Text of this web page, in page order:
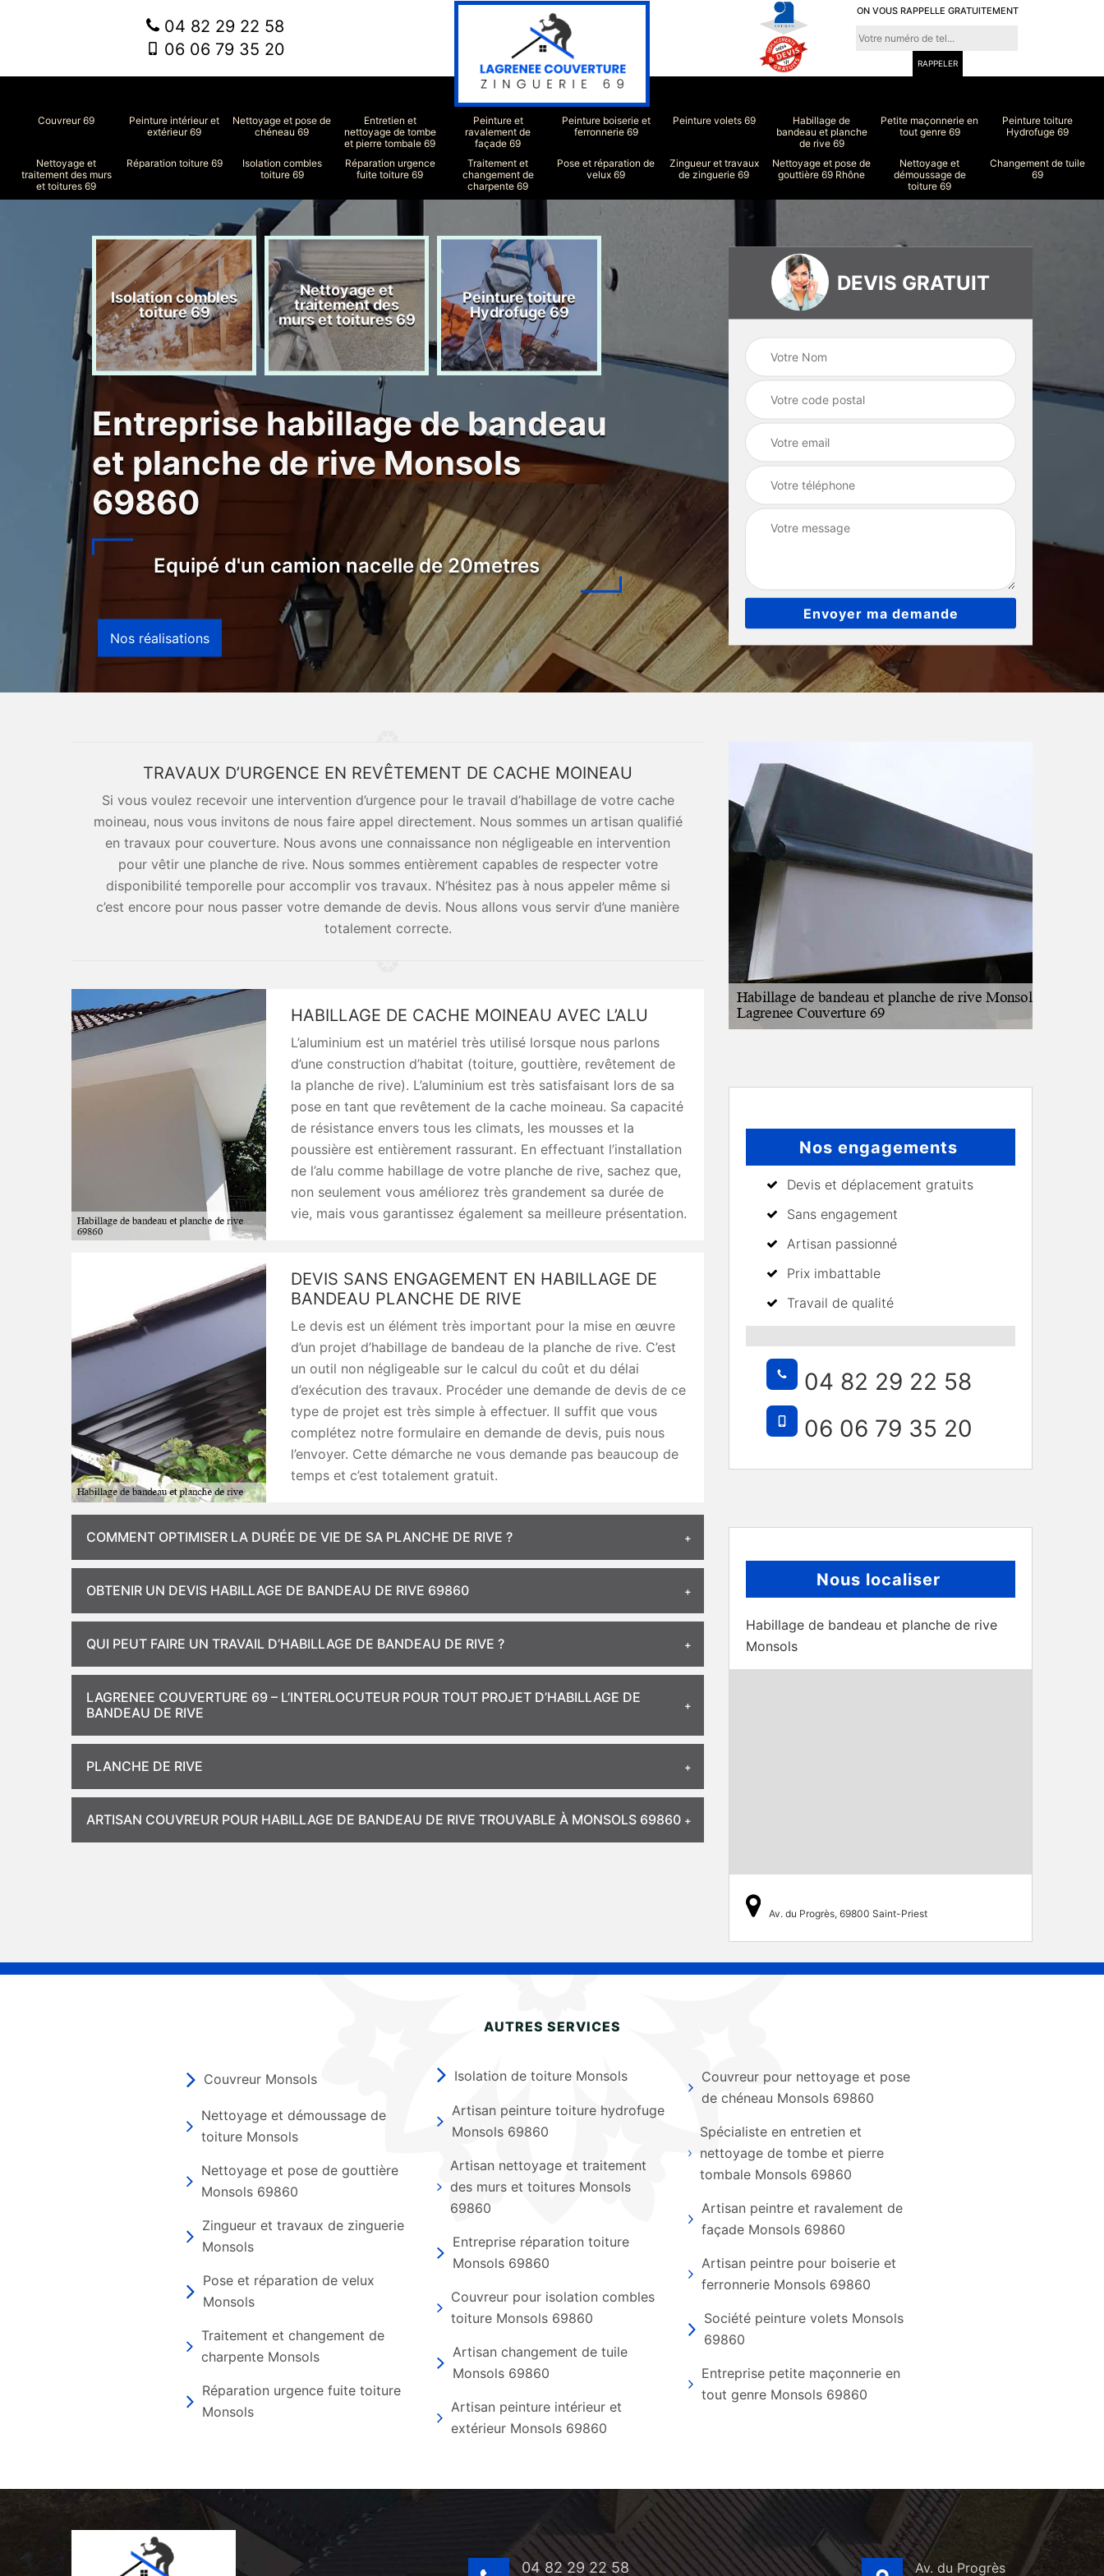
04 82 29 22 58
06 06 79 35 20
ON VOUS RAPPELLE GRATUITEMENT
Couvreur 69
Peinture intérieur et
extérieur 69
Nettoyage et pose de
chéneau 69
Entretien et
nettoyage de tombe
et pierre tombale 69
Peinture et
ravalement de
façade 69
Peinture boiserie et
ferronnerie 69
Peinture volets 69
Habillage de
bandeau et planche
de rive 69
Petite maçonnerie en
tout genre 69
Peinture toiture
Hydrofuge 69
Nettoyage et
traitement des murs
et toitures 69
Réparation toiture 69
Isolation combles
toiture 69
Réparation urgence
fuite toiture 69
Traitement et
changement de
charpente 69
Pose et réparation de
velux 69
Zingueur et travaux
de zinguerie 69
Nettoyage et pose de
gouttière 69 Rhône
Nettoyage et
démoussage de
toiture 69
Changement de tuile
69
Isolation combles
toiture 69
Nettoyage et
traitement des
murs et toitures 69
Peinture toiture
Hydrofuge 69
Couvreur 69
Entreprise habillage de bandeau
et planche de rive Monsols
69860
Equipé d'un camion nacelle de 20metres
Nos réalisations
DEVIS GRATUIT
TRAVAUX D’URGENCE EN REVÊTEMENT DE CACHE MOINEAU
Si vous voulez recevoir une intervention d’urgence pour le travail d’habillage de votre cache
moineau, nous vous invitons de nous faire appel directement. Nous sommes un artisan qualifié
en travaux pour couverture. Nous avons une connaissance non négligeable en intervention
pour vêtir une planche de rive. Nous sommes entièrement capables de respecter votre
disponibilité temporelle pour accomplir vos travaux. N’hésitez pas à nous appeler même si
c’est encore pour nous passer votre demande de devis. Nous allons vous servir d’une manière
totalement correcte.
HABILLAGE DE CACHE MOINEAU AVEC L’ALU
L’aluminium est un matériel très utilisé lorsque nous parlons
d’une construction d’habitat (toiture, gouttière, revêtement de
la planche de rive). L’aluminium est très satisfaisant lors de sa
pose en tant que revêtement de la cache moineau. Sa capacité
de résistance envers tous les climats, les mousses et la
poussière est entièrement rassurant. En effectuant l’installation
de l’alu comme habillage de votre planche de rive, sachez que,
non seulement vous améliorez très grandement sa durée de
vie, mais vous garantissez également sa meilleure présentation.
DEVIS SANS ENGAGEMENT EN HABILLAGE DE
BANDEAU PLANCHE DE RIVE
Le devis est un élément très important pour la mise en œuvre
d’un projet d’habillage de bandeau de la planche de rive. C’est
un outil non négligeable sur le calcul du coût et du délai
d’exécution des travaux. Procéder une demande de devis de ce
type de projet est très simple à effectuer. Il suffit que vous
complétez notre formulaire en demande de devis, puis nous
l’envoyer. Cette démarche ne vous demande pas beaucoup de
temps et c’est totalement gratuit.
COMMENT OPTIMISER LA DURÉE DE VIE DE SA PLANCHE DE RIVE ?
OBTENIR UN DEVIS HABILLAGE DE BANDEAU DE RIVE 69860
QUI PEUT FAIRE UN TRAVAIL D’HABILLAGE DE BANDEAU DE RIVE ?
LAGRENEE COUVERTURE 69 – L’INTERLOCUTEUR POUR TOUT PROJET D’HABILLAGE DE
BANDEAU DE RIVE
PLANCHE DE RIVE
ARTISAN COUVREUR POUR HABILLAGE DE BANDEAU DE RIVE TROUVABLE À MONSOLS 69860
Nos engagements
Devis et déplacement gratuits
Sans engagement
Artisan passionné
Prix imbattable
Travail de qualité
04 82 29 22 58
06 06 79 35 20
Nous localiser
Habillage de bandeau et planche de rive
Monsols
Av. du Progrès, 69800 Saint-Priest
AUTRES SERVICES
Couvreur Monsols
Nettoyage et démoussage de
toiture Monsols
Nettoyage et pose de gouttière
Monsols 69860
Zingueur et travaux de zinguerie
Monsols
Pose et réparation de velux
Monsols
Traitement et changement de
charpente Monsols
Réparation urgence fuite toiture
Monsols
Isolation de toiture Monsols
Artisan peinture toiture hydrofuge
Monsols 69860
Artisan nettoyage et traitement
des murs et toitures Monsols
69860
Entreprise réparation toiture
Monsols 69860
Couvreur pour isolation combles
toiture Monsols 69860
Artisan changement de tuile
Monsols 69860
Artisan peinture intérieur et
extérieur Monsols 69860
Couvreur pour nettoyage et pose
de chéneau Monsols 69860
Spécialiste en entretien et
nettoyage de tombe et pierre
tombale Monsols 69860
Artisan peintre et ravalement de
façade Monsols 69860
Artisan peintre pour boiserie et
ferronnerie Monsols 69860
Société peinture volets Monsols
69860
Entreprise petite maçonnerie en
tout genre Monsols 69860
04 82 29 22 58 Av. du Progrès